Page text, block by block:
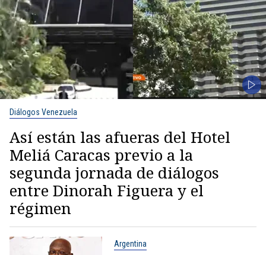
Diálogos Venezuela
Así están las afueras del Hotel
Meliá Caracas previo a la
segunda jornada de diálogos
entre Dinorah Figuera y el
régimen
Argentina